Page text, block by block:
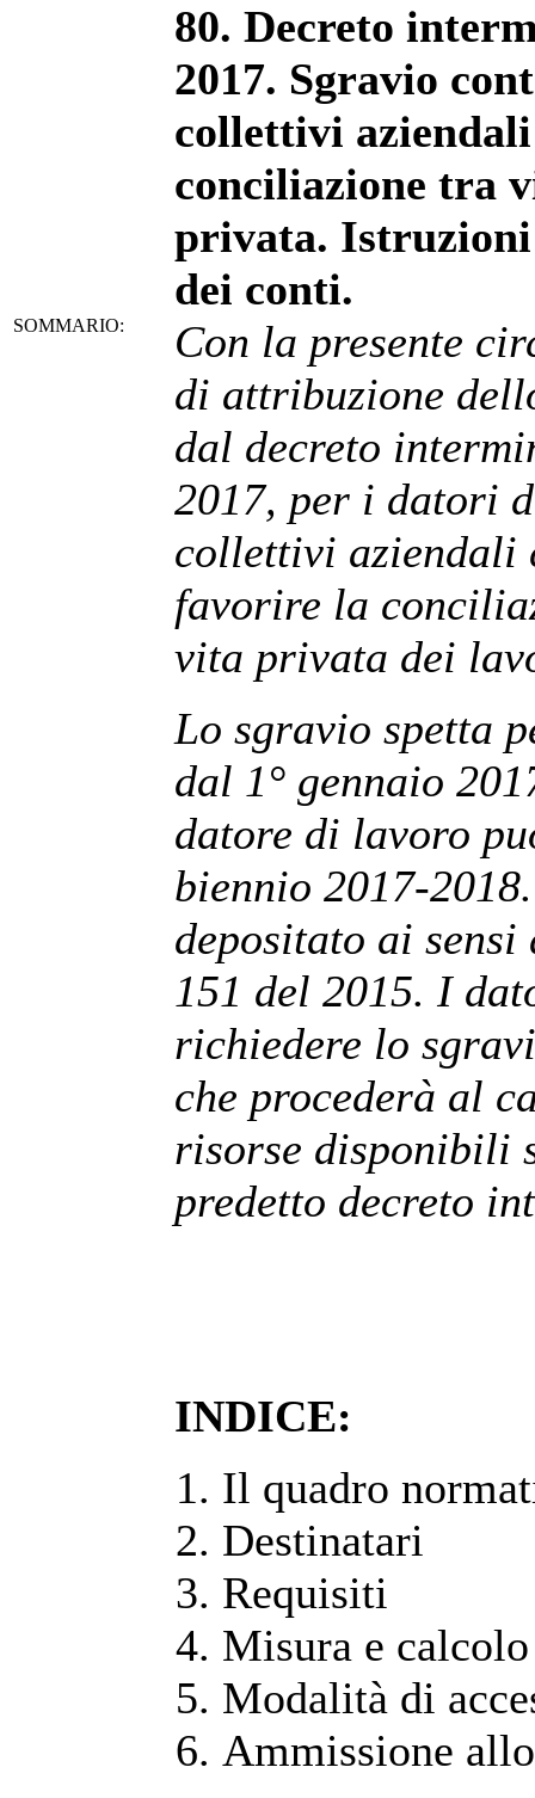
80. Decreto
2017. Sgravio
collettivi
conciliazione tra
privata.
dei conti.
SOMMARIO:
Con la presente
di attribuzione
dal decreto
2017, per i datori
collettivi aziendali
favorire la
vita privata dei
Lo sgravio spetta
dal 1° gennaio
datore di lavoro
biennio 2017-
depositato ai
151 del 2015. I
richiedere lo
che procederà al
risorse disponibili
predetto decreto
INDICE:
Il quadro
Destinatari
Requisiti
Misura e
Modalità di
Ammissione